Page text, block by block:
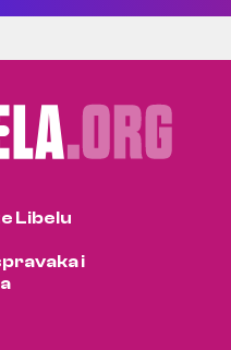
Libelu
i